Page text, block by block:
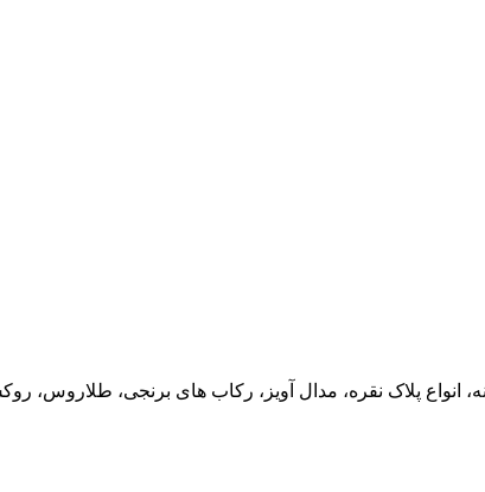
انواع پلاک نقره، مدال آویز، رکاب های برنجی، طلاروس،